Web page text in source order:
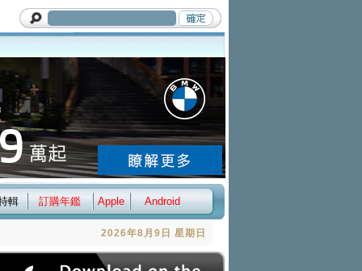
輯 訂購年鑑 Apple Android
2026年8月9日 星期日